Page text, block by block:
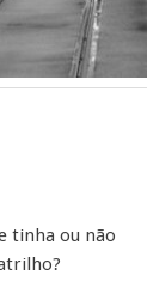
tinha ou não